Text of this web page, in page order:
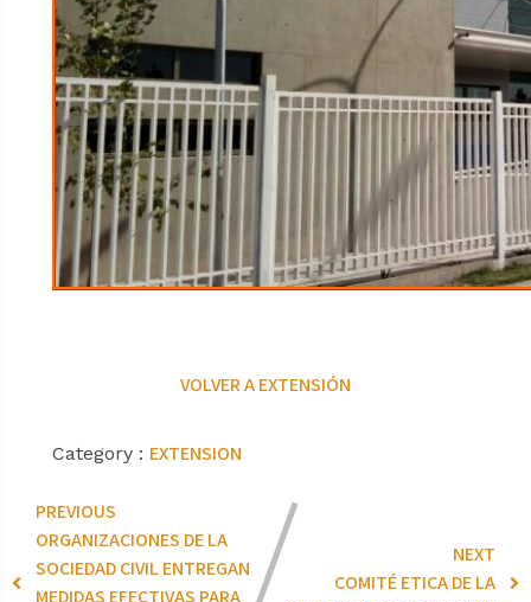
VOLVER A EXTENSIÓN
Category : EXTENSION
PREVIOUS
ORGANIZACIONES DE LA
SOCIEDAD CIVIL ENTREGAN
MEDIDAS EFECTIVAS PARA
NEXT
COMITÉ ETICA DE LA